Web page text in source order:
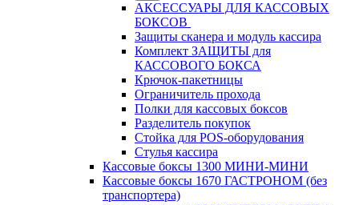
АКСЕССУАРЫ ДЛЯ КАССОВЫХ
БОКСОВ
Защиты сканера и модуль кассира
Комплект ЗАЩИТЫ для
КАССОВОГО БОКСА
Крючок-пакетницы
Ограничитель прохода
Полки для кассовых боксов
Разделитель покупок
Стойка для POS-оборудования
Стулья кассира
Кассовые боксы 1300 МИНИ-МИНИ
Кассовые боксы 1670 ГАСТРОНОМ (без
транспортера)